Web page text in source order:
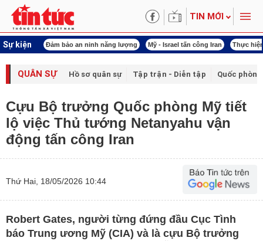
TIN MỚI
Sự kiện
khóa XVI Đảm bảo an ninh năng lượng Mỹ - Israel tấn công Iran Thực
QUÂN SỰ Hồ sơ quân sự Tập trận - Diễn tập Quốc phòng
Cựu Bộ trưởng Quốc phòng Mỹ tiết
lộ việc Thủ tướng Netanyahu vận
động tấn công Iran
Thứ Hai, 18/05/2026 10:44
Robert Gates, người từng đứng đầu Cục Tình
báo Trung ương Mỹ (CIA) và là cựu Bộ trưởng